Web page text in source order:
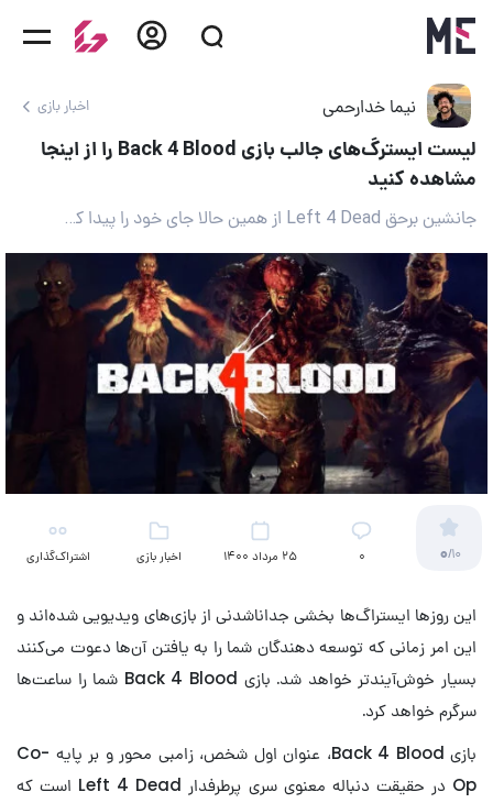
نیما خدارحمی اخبار بازی
لیست ایسترگ‌های جالب بازی Back 4 Blood را از اینجا
مشاهده کنید
جانشین برحق Left 4 Dead از همین حالا جای خود را پیدا کرده
0/10 ۰ 25 مرداد 1400 اخبار بازی اشتراک‌گذاری
این روزها ایستراگ‌ها بخشی جداناشدنی از بازی‌های ویدیویی شده‌اند و
این امر زمانی که توسعه دهندگان شما را به یافتن آن‌ها دعوت می‌کنند
بسیار خوش‌آیندتر خواهد شد. بازی Back 4 Blood شما را ساعت‌ها
سرگرم خواهد کرد.
بازی Back 4 Blood، عنوان اول شخص، زامبی محور و بر پایه Co-
Op در حقیقت دنباله معنوی سری پرطرفدار Left 4 Dead است که